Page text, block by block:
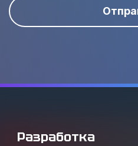
Разработка